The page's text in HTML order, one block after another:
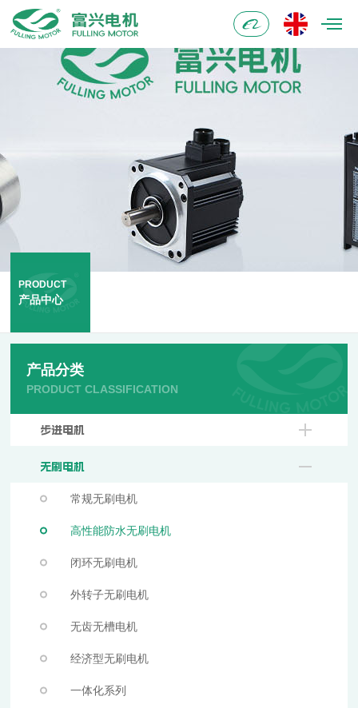
阿
里
巴
PRODUCT
产品中心
产品分类
PRODUCT CLASSIFICATION
步进电机
无刷电机
常规无刷电机
高性能防水无刷电机
闭环无刷电机
外转子无刷电机
无齿无槽电机
经济型无刷电机
一体化系列